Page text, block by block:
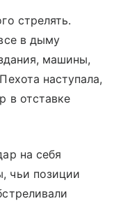
стрелять.
в дыму
машины,
наступала,
в отставке
на себя
чьи позиции